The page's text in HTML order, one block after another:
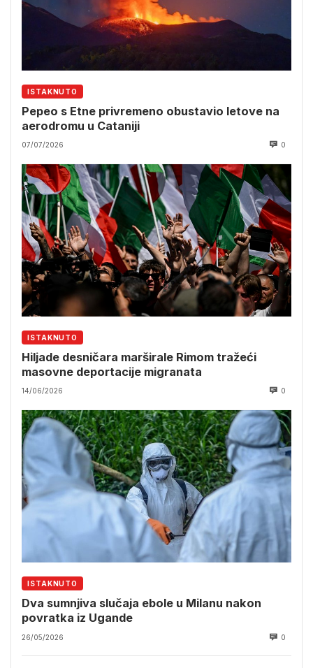
ISTAKNUTO
Pepeo s Etne privremeno obustavio letove na
aerodromu u Cataniji
07/07/2026 0
ISTAKNUTO
Hiljade desničara marširale Rimom tražeći
masovne deportacije migranata
14/06/2026 0
ISTAKNUTO
Dva sumnjiva slučaja ebole u Milanu nakon
povratka iz Ugande
26/05/2026 0